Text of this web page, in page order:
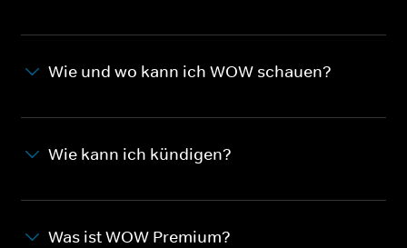
Wie und wo kann ich WOW schauen?
Wie kann ich kündigen?
Was ist WOW Premium?